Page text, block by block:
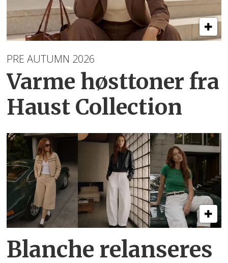
PRE AUTUMN 2026
Varme høsttoner fra
Haust Collection
Blanche relanseres